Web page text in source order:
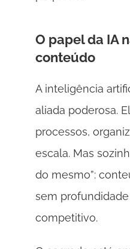
O papel da IA
conteúdo
A inteligência
aliada poderosa.
processos,
escala. Mas
do mesmo”:
sem
competitivo.